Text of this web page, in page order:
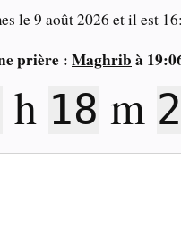
le9 août 2026 et il est
prière : Maghrib à
h 18 m